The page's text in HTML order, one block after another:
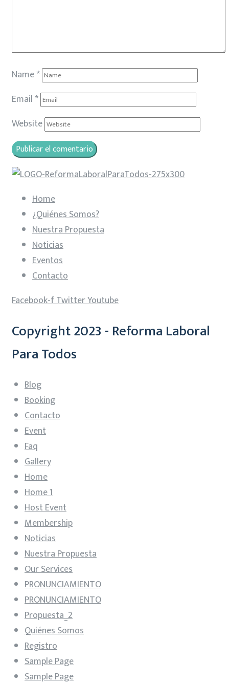
Name*
Email *
Website
Home
¿Quiénes Somos?
Nuestra Propuesta
Noticias
Eventos
Contacto
Facebook-fTwitterYoutube
Copyright 2023 - Reforma Laboral
Para Todos
Blog
Booking
Contacto
Event
Faq
Gallery
Home
Home 1
Host Event
Membership
Noticias
Nuestra Propuesta
Our Services
PRONUNCIAMIENTO
PRONUNCIAMIENTO
Propuesta_2
Quiénes Somos
Registro
Sample Page
Sample Page